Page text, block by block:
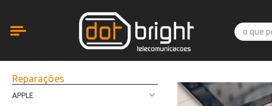
Reparações
APPLE